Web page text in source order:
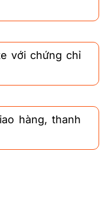
với chứng chỉ
hàng, thanh